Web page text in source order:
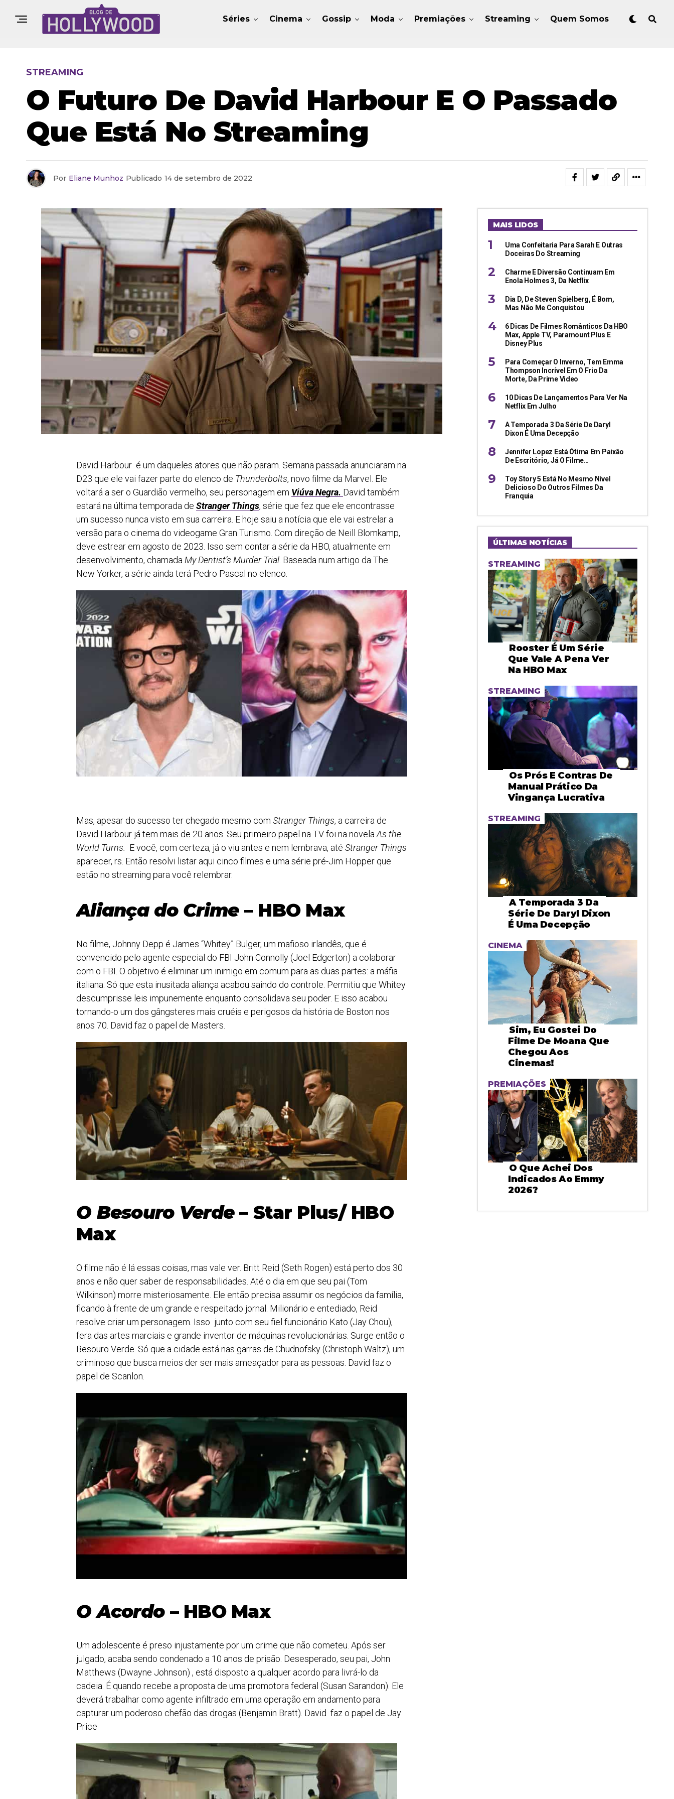
Séries Cinema Gossip Moda Premiações Streaming Quem Somos
STREAMING
O Futuro De David Harbour E O Passado
Que Está No Streaming
Por Eliane Munhoz Publicado 14 de setembro de 2022
David Harbour é um daqueles atores que não param. Semana passada anunciaram na
D23 que ele vai fazer parte do elenco de Thunderbolts, novo filme da Marvel. Ele
voltará a ser o Guardião vermelho, seu personagem em Viúva Negra. David também
estará na última temporada de Stranger Things, série que fez que ele encontrasse
um sucesso nunca visto em sua carreira. E hoje saiu a notícia que ele vai estrelar a
versão para o cinema do videogame Gran Turismo. Com direção de Neill Blomkamp,
deve estrear em agosto de 2023. Isso sem contar a série da HBO, atualmente em
desenvolvimento, chamada My Dentist’s Murder Trial . Baseada num artigo da The
New Yorker, a série ainda terá Pedro Pascal no elenco.
Mas, apesar do sucesso ter chegado mesmo com Stranger Things, a carreira de
David Harbour já tem mais de 20 anos. Seu primeiro papel na TV foi na novelaAs the
World Turns. E você, com certeza, já o viu antes e nem lembrava, até Stranger Things
aparecer, rs. Então resolvi listar aqui cinco filmes e uma série pré-Jim Hopper que
estão no streaming para você relembrar.
Aliança do Crime– HBO Max
No filme, Johnny Depp é James “Whitey” Bulger, um mafioso irlandês, que é
convencido pelo agente especial do FBI John Connolly (Joel Edgerton) a colaborar
com o FBI. O objetivo é eliminar um inimigo em comum para as duas partes: a máfia
italiana. Só que esta inusitada aliança acabou saindo do controle. Permitiu que Whitey
descumprisse leis impunemente enquanto consolidava seu poder. E isso acabou
tornando-o um dos gângsteres mais cruéis e perigosos da história de Boston nos
anos 70. David faz o papel de Masters.
O Besouro Verde– Star Plus/ HBO
Max
O filme não é lá essas coisas, mas vale ver. Britt Reid (Seth Rogen) está perto dos 30
anos e não quer saber de responsabilidades. Até o dia em que seu pai (Tom
Wilkinson) morre misteriosamente. Ele então precisa assumir os negócios da família,
ficando à frente de um grande e respeitado jornal. Milionário e entediado, Reid
resolve criar um personagem. Isso junto com seu fiel funcionário Kato (Jay Chou),
fera das artes marciais e grande inventor de máquinas revolucionárias. Surge então o
Besouro Verde. Só que a cidade está nas garras de Chudnofsky (Christoph Waltz), um
criminoso que busca meios der ser mais ameaçador para as pessoas. David faz o
papel de Scanlon.
O Acordo– HBO Max
Um adolescente é preso injustamente por um crime que não cometeu. Após ser
julgado, acaba sendo condenado a 10 anos de prisão. Desesperado, seu pai, John
Matthews (Dwayne Johnson) , está disposto a qualquer acordo para livrá-lo da
cadeia. É quando recebe a proposta de uma promotora federal (Susan Sarandon). Ele
deverá trabalhar como agente infiltrado em uma operação em andamento para
capturar um poderoso chefão das drogas (Benjamin Bratt). David faz o papel de Jay
Price
MAIS LIDOS
Uma Confeitaria Para Sarah E Outras
Doceiras Do Streaming
Charme E Diversão Continuam Em
Enola Holmes 3, Da Netflix
Dia D, De Steven Spielberg, É Bom,
Mas Não Me Conquistou
6 Dicas De Filmes Românticos Da HBO
Max, Apple TV, Paramount Plus E
Disney Plus
Para Começar O Inverno, Tem Emma
Thompson Incrível Em O Frio Da
Morte, Da Prime Video
10 Dicas De Lançamentos Para Ver Na
Netflix Em Julho
A Temporada 3 Da Série De Daryl
Dixon É Uma Decepção
Jennifer Lopez Está Ótima Em Paixão
De Escritório, Já O Filme…
Toy Story 5 Está No Mesmo Nível
Delicioso Do Outros Filmes Da
Franquia
ÚLTIMAS NOTÍCIAS
STREAMING
Rooster É Um Série
Que Vale A Pena Ver
Na HBO Max
STREAMING
Os Prós E Contras De
Manual Prático Da
Vingança Lucrativa
STREAMING
A Temporada 3 Da
Série De Daryl Dixon
É Uma Decepção
CINEMA
Sim, Eu Gostei Do
Filme De Moana Que
Chegou Aos
Cinemas!
PREMIAÇÕES
O Que Achei Dos
Indicados Ao Emmy
2026?